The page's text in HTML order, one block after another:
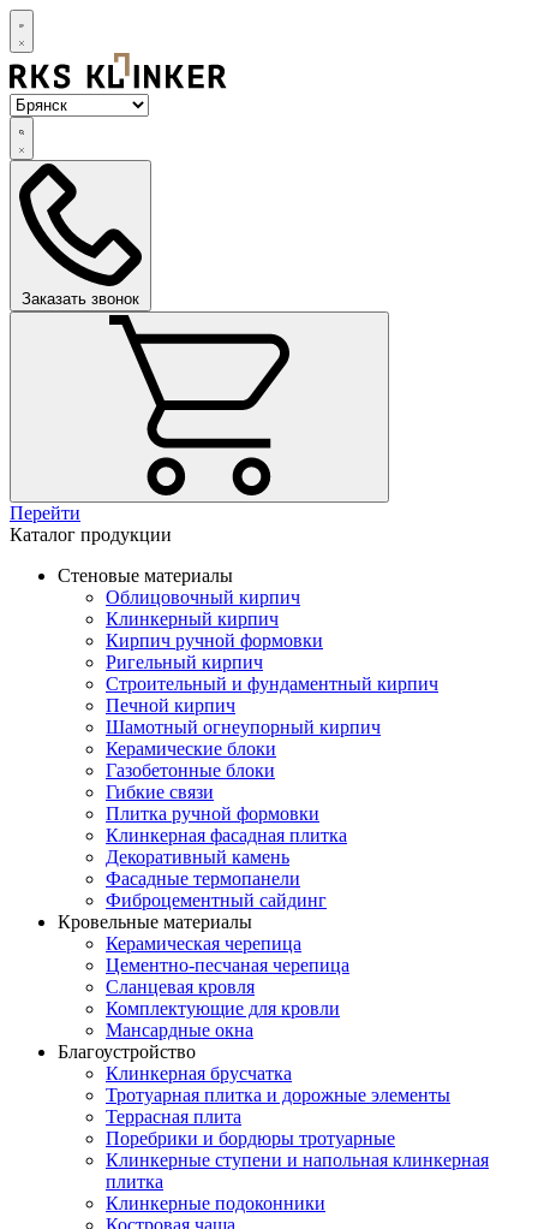
Заказать звонок
Перейти
Каталог продукции
Стеновые материалы
Облицовочный кирпич
Клинкерный кирпич
Кирпич ручной формовки
Ригельный кирпич
Строительный и фундаментный кирпич
Печной кирпич
Шамотный огнеупорный кирпич
Керамические блоки
Газобетонные блоки
Гибкие связи
Плитка ручной формовки
Клинкерная фасадная плитка
Декоративный камень
Фасадные термопанели
Фиброцементный сайдинг
Кровельные материалы
Керамическая черепица
Цементно-песчаная черепица
Сланцевая кровля
Комплектующие для кровли
Мансардные окна
Благоустройство
Клинкерная брусчатка
Тротуарная плитка и дорожные элементы
Террасная плита
Поребрики и бордюры тротуарные
Клинкерные ступени и напольная клинкерная
плитка
Клинкерные подоконники
Костровая чаша